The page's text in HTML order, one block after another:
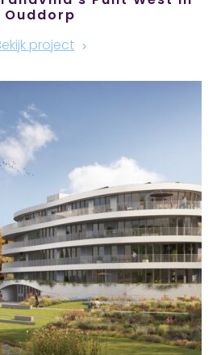
Ouddorp
project